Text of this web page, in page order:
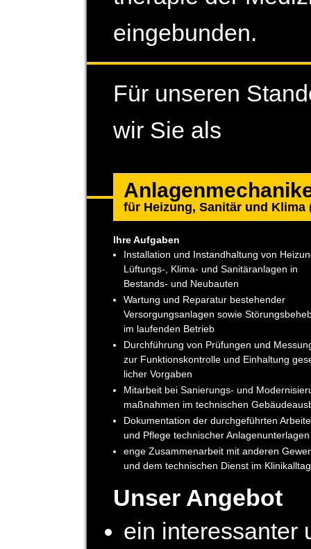
eingebunden.
Für unseren
wir Sie als
für Heizung, Sanitär und Klima
Ihre Aufgaben
Installation und Instand­haltung von
Lüftungs-, Klima- und Sanitär­anlagen in
Bestands- und Neubauten
Wartung und Reparatur bestehender
Versorgungs­anlagen sowie
im laufenden Betrieb
Durchführung von Prüfungen und
zur Funktions­kontrolle und Einhaltung
licher Vorgaben
Mitarbeit bei Sanierungs- und
maßnahmen im technischen
Dokumentation der durch­geführten
und Pflege technischer Anlagen­unterlagen
enge Zusammen­arbeit mit anderen
und dem technischen Dienst im Klinik­alltag
Unser Angebot
ein interessanter